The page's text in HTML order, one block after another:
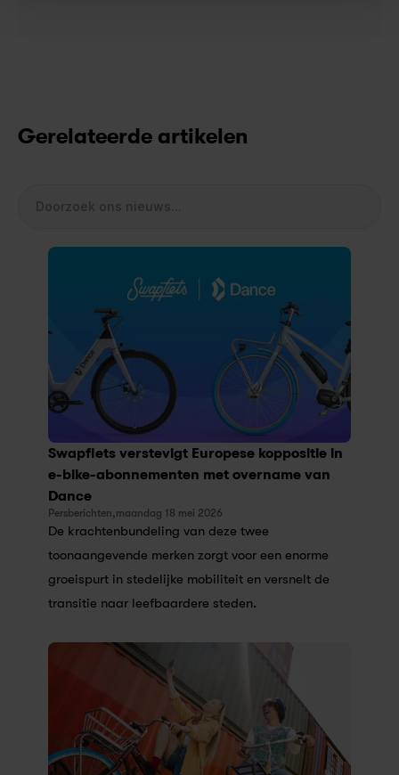
Doorzoek ons nieuws...
Gerelateerde artikelen
Swapfiets verstevigt Europese koppositie in
e-bike-abonnementen met overname van
Dance
Persberichten,maandag 18 mei 2026
De krachtenbundeling van deze twee
toonaangevende merken zorgt voor een enorme
groeispurt in stedelijke mobiliteit en versnelt de
transitie naar leefbaardere steden.